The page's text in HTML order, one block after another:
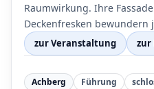
Raumwirkung. Ihre
Deckenfresken bewundern
zur Veranstaltung zur
Achberg Führung